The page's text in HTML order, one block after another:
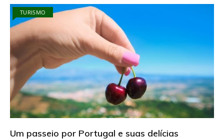
TURISMO
Um passeio por Portugal e suas delícias